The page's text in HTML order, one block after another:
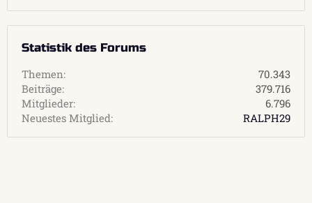
Statistik des Forums
Themen
70.343
Beiträge
379.716
Mitglieder
6.796
Neuestes Mitglied
RALPH29